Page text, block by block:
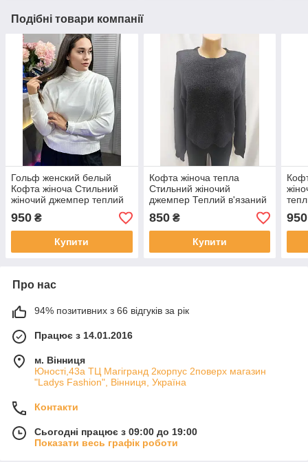
Подібні товари компанії
Гольф женский белый
Кофта жіноча Стильний
жіночий джемпер теплий
в'язаний
950 ₴
Купити
Кофта жіноча тепла
Стильний жіночий
джемпер Теплий в'язаний
жіночий светр оверсайз
850₴
Купити
950
Про нас
94% позитивних з 66 відгуків за рік
Працює з 14.01.2016
м. Вінниця
Юності,43а ТЦ Магігранд 2корпус 2поверх магазин
"Ladys Fashion", Вінниця, Україна
Контакти
Сьогодні працює з 09:00 до 19:00
Показати весь графік роботи